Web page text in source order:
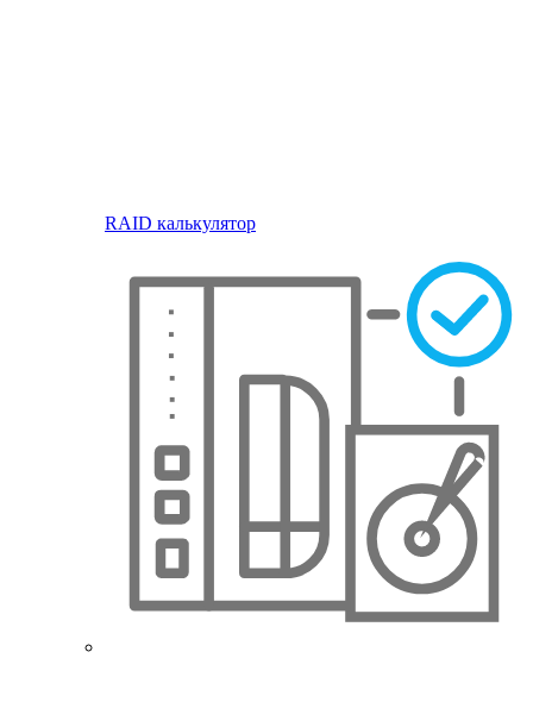
RAID калькулятор